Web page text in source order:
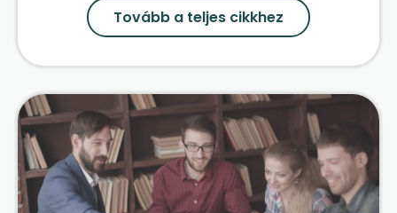
Tovább a teljes cikkhez